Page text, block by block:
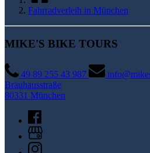
Fahrradverleih in München
MIKE'S BIKE TOURS
49 89 255 43 987
Bräuhausstraße
80331 München